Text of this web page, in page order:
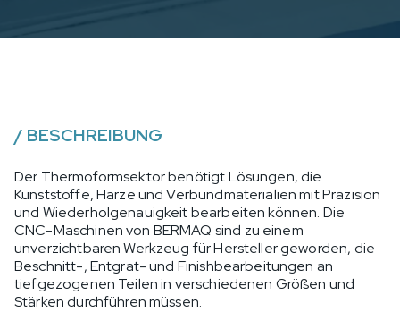
/ BESCHREIBUNG
Der Thermoformsektor benötigt Lösungen, die
Kunststoffe, Harze und Verbundmaterialien mit Präzision
und Wiederholgenauigkeit bearbeiten können. Die
CNC-Maschinen von BERMAQ sind zu einem
unverzichtbaren Werkzeug für Hersteller geworden, die
Beschnitt-, Entgrat- und Finishbearbeitungen an
tiefgezogenen Teilen in verschiedenen Größen und
Stärken durchführen müssen.